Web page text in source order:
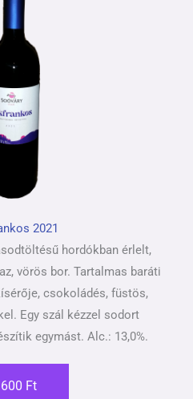
2021
hordókban érlelt,
vörös bor. Tartalmas baráti
csokoládés, füstös,
Egy szál kézzel sodort
egymást. Alc.: 13,0%.
Ft